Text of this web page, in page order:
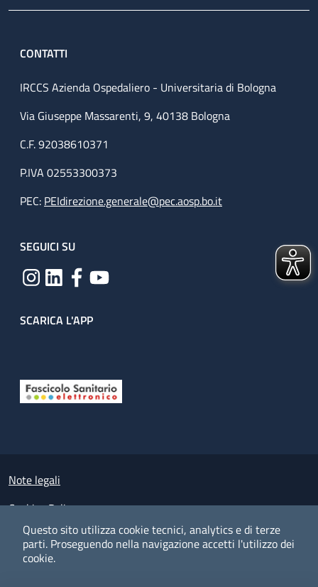
Questo sito utilizza cookie tecnici, analytics e di terze
parti. Proseguendo nella navigazione accetti l'utilizzo dei
cookie.
CONTATTI
IRCCS Azienda Ospedaliero - Universitaria di Bologna
Via Giuseppe Massarenti, 9, 40138 Bologna
C.F. 92038610371
P.IVA 02553300373
PEC: PEIdirezione.generale@pec.aosp.bo.it
SEGUICI SU
SCARICA L'APP
Small prints
Note legali
Cookies Policy
Policy privacy e protezione del dato personale
Albo pretorio on-line